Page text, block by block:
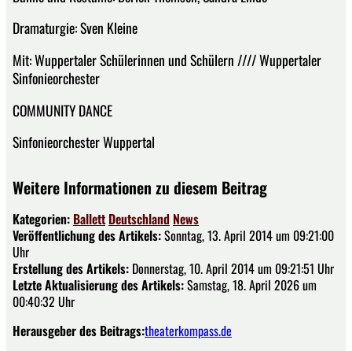
Dramaturgie: Sven Kleine
Mit: Wuppertaler Schülerinnen und Schülern //// Wuppertaler
Sinfonieorchester
COMMUNITY DANCE
Sinfonieorchester Wuppertal
Weitere Informationen zu diesem Beitrag
Kategorien: Ballett Deutschland News
Veröffentlichung des Artikels:Sonntag, 13. April 2014 um 09:21:00
Uhr
Erstellung des Artikels: Donnerstag, 10. April 2014 um 09:21:51 Uhr
Letzte Aktualisierung des Artikels:Samstag, 18. April 2026 um
00:40:32 Uhr
Herausgeber des Beitrags:theaterkompass.de